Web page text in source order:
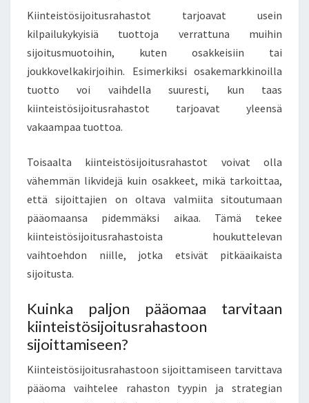
Kiinteistösijoitusrahastot tarjoavat usein
kilpailukykyisiä tuottoja verrattuna muihin
sijoitusmuotoihin, kuten osakkeisiin tai
joukkovelkakirjoihin. Esimerkiksi osakemarkkinoilla
tuotto voi vaihdella suuresti, kun taas
kiinteistösijoitusrahastot tarjoavat yleensä
vakaampaa tuottoa.
Toisaalta kiinteistösijoitusrahastot voivat olla
vähemmän likvidejä kuin osakkeet, mikä tarkoittaa,
että sijoittajien on oltava valmiita sitoutumaan
pääomaansa pidemmäksi aikaa. Tämä tekee
kiinteistösijoitusrahastoista houkuttelevan
vaihtoehdon niille, jotka etsivät pitkäaikaista
sijoitusta.
Kuinka paljon pääomaa tarvitaan
kiinteistösijoitusrahastoon
sijoittamiseen?
Kiinteistösijoitusrahastoon sijoittamiseen tarvittava
pääoma vaihtelee rahaston tyypin ja strategian